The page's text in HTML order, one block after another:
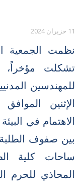
11 حزيران 2024
نظمت الجمعية
تشكلت مؤخراً،
للمهندسين
الاهتمام في
بين صفوف
ساحات كلية
المحاذي للحرم